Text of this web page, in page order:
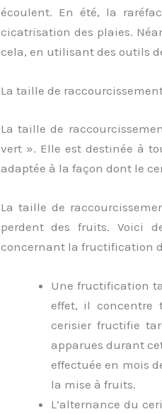
écoulent. En été, la
cicatrisation des plaies.
cela, en utilisant des outils
La taille de
La taille de
vert ». Elle est destinée à
adaptée à la façon dont le
La taille de
perdent des fruits. Voici
concernant la fructification
Une fructification
effet, il concentre
cerisier fructifie
apparues durant
effectuée en mois
la mise à fruits.
L’alternance du